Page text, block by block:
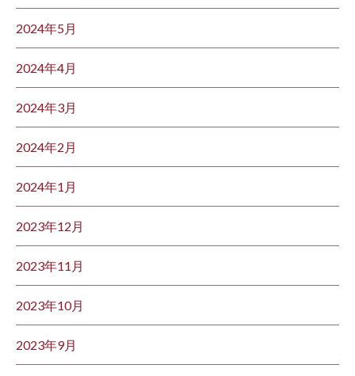
2024年5月
2024年4月
2024年3月
2024年2月
2024年1月
2023年12月
2023年11月
2023年10月
2023年9月